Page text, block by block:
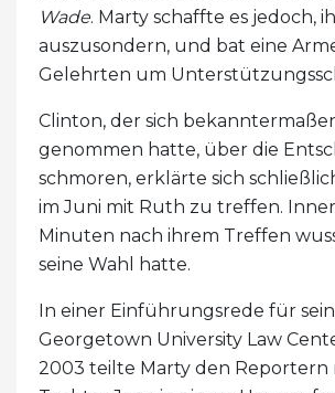
Wade. Marty schaffte es jedoch,
auszusondern, und bat eine
Gelehrten um
Clinton, der sich
genommen hatte, über die
schmoren, erklärte sich
im Juni mit Ruth zu treffen.
Minuten nach ihrem Treffen
seine Wahl hatte.
In einer Einführungsrede für
Georgetown University Law
2003 teilte Marty den Reportern